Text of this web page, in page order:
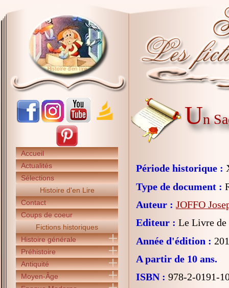
Accueil
Actualités
Sélections
Histoire d'en Lire
Contact
Coups de coeur
Fictions historiques
Histoire générale
Préhistoire
Antiquité
Moyen-Âge
Un
Période historique :
Type de document :
Auteur : JOFFO
Editeur : Le Livre de
Année d'édition :
A partir de 10 ans.
ISBN : 978-2-0191-